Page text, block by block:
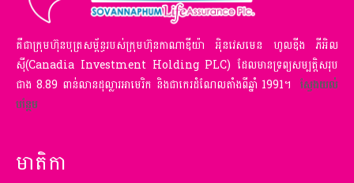
គឺជាក្រុមហ៊ុនបុត្រសម្ព័ន្ធរបស់ក្រុមហ៊ុនកាណាឌីយ៉ា អ៉ិនវេសមេន ហូលឌីង ភីអិល
ស៊ី(Canadia Investment Holding PLC) ដែលមានទ្រព្យសម្បត្តិសរុប
ជាង 8.89 ពាន់លានដុល្លារអាមេរិក និងជាកេរដំណែលតាំងពីឆ្នាំ 1991។ ស្វែងយល់
បន្ថែម
មាតិកា